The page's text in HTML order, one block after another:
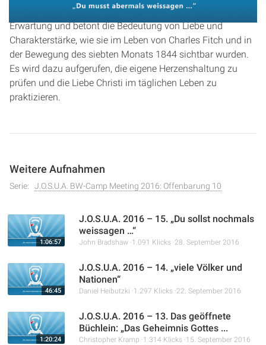
vergleicht die Vorfreude auf Süßes mit der geistlichen
Erwartung und betont die Bedeutung von Liebe und
Charakterstärke, wie sie im Leben von Charles Fitch und in
der Bewegung des siebten Monats 1844 sichtbar wurden.
Es wird dazu aufgerufen, die eigene Herzenshaltung zu
prüfen und die Liebe Christi im täglichen Leben zu
praktizieren.
Weitere Aufnahmen
Serie: J.O.S.U.A. BW-Camp Meeting 2016: Offenbarung 10
1:06:57
J.O.S.U.A. 2016 – 15. „Du sollst nochmals
weissagen …“
John Bradshaw 1.091 Klicks 28. September 2016
46:45
J.O.S.U.A. 2016 – 14. „viele Völker und
Nationen“
Daniel Heibutzki 1.297 Klicks 22. September 2016
1:20:24
J.O.S.U.A. 2016 – 13. Das geöffnete
Büchlein: „Das Geheimnis Gottes ...
Christopher Kramp 1.314 Klicks 15. September 2016